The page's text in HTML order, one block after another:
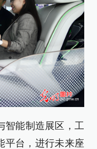
智能制造展区，工
平台，进行未来座